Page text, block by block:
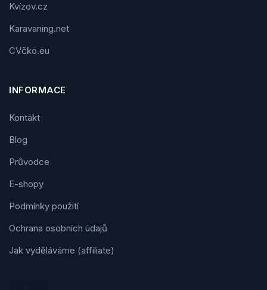
Kvízov.cz
Karavaning.net
CVčko.eu
INFORMACE
Kontakt
Blog
Průvodce
E-shopy
Podmínky použití
Ochrana osobních údajů
Jak vyděláváme (affiliate)